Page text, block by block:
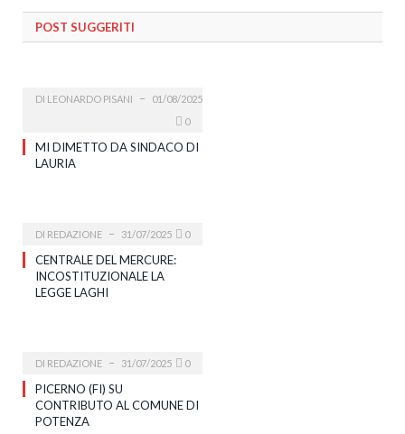
POST SUGGERITI
DI LEONARDO PISANI
01/08/2025
0
MI DIMETTO DA SINDACO DI
LAURIA
DI REDAZIONE 31/07/2025 0
CENTRALE DEL MERCURE:
INCOSTITUZIONALE LA
LEGGE LAGHI
DI REDAZIONE 31/07/2025 0
PICERNO (FI) SU
CONTRIBUTO AL COMUNE DI
POTENZA